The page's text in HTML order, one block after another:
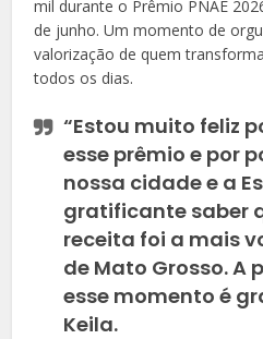
mil durante o Prêmio PNAE
de junho. Um momento de
valorização de quem
todos os dias.
“Estou muito feliz
esse prêmio e por
nossa cidade e a
gratificante saber
receita foi a mais
de Mato Grosso. A
esse momento é
Keila.